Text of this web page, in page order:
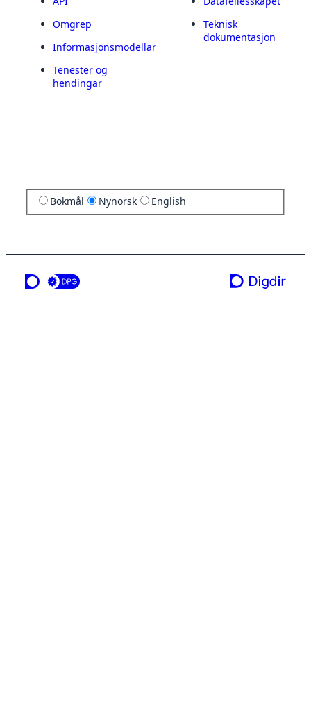
Omgrep
Informasjonsmodellar
Tenester og
hendingar
Teknisk
dokumentasjon
Bokmål Nynorsk English